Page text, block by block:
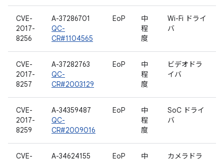
CVE-
2017-
8256
A-37286701
QC-
CR#1104565
EoP
中
程
度
Wi-Fi ドライ
バ
CVE-
2017-
8257
A-37282763
QC-
CR#2003129
EoP
中
程
度
ビデオドラ
イバ
CVE-
2017-
8259
A-34359487
QC-
CR#2009016
EoP
中
程
度
SoC ドライ
バ
CVE-
A-34624155
EoP
中
カメラドラ